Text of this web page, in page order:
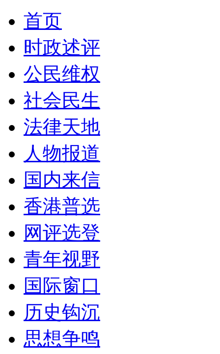
首页
时政述评
公民维权
社会民生
法律天地
人物报道
国内来信
香港普选
网评选登
青年视野
国际窗口
历史钩沉
思想争鸣